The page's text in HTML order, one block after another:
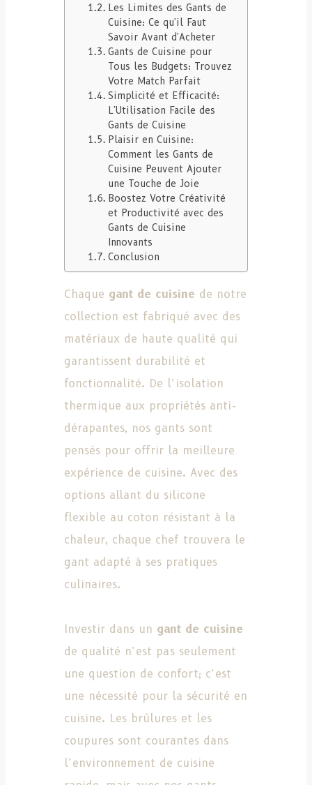
Les Limites des Gants de
Cuisine: Ce qu'il Faut
Savoir Avant d'Acheter
Gants de Cuisine pour
Tous les Budgets: Trouvez
Votre Match Parfait
Simplicité et Efficacité:
L'Utilisation Facile des
Gants de Cuisine
Plaisir en Cuisine:
Comment les Gants de
Cuisine Peuvent Ajouter
une Touche de Joie
Boostez Votre Créativité
et Productivité avec des
Gants de Cuisine
Innovants
Conclusion
Chaque gant de cuisine de notre
collection est fabriqué avec des
matériaux de haute qualité qui
garantissent durabilité et
fonctionnalité. De l’isolation
thermique aux propriétés anti-
dérapantes, nos gants sont
pensés pour offrir la meilleure
expérience de cuisine. Avec des
options allant du silicone
flexible au coton résistant à la
chaleur, chaque chef trouvera le
gant adapté à ses pratiques
culinaires.
Investir dans un gant de cuisine
de qualité n’est pas seulement
une question de confort; c’est
une nécessité pour la sécurité en
cuisine. Les brûlures et les
coupures sont courantes dans
l’environnement de cuisine